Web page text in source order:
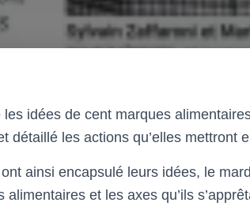
idées de cent marques
détaillé les actions qu’elles mettront
ainsi encapsulé leurs idées, le
alimentaires et les axes qu’ils